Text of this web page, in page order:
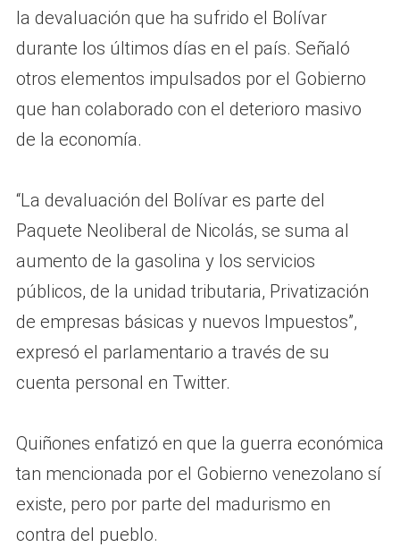
la devaluación que ha sufrido el Bolívar
durante los últimos días en el país. Señaló
otros elementos impulsados por el Gobierno
que han colaborado con el deterioro masivo
de la economía.
“La devaluación del Bolívar es parte del
Paquete Neoliberal de Nicolás, se suma al
aumento de la gasolina y los servicios
públicos, de la unidad tributaria, Privatización
de empresas básicas y nuevos Impuestos”,
expresó el parlamentario a través de su
cuenta personal en Twitter.
Quiñones enfatizó en que la guerra económica
tan mencionada por el Gobierno venezolano sí
existe, pero por parte del madurismo en
contra del pueblo.